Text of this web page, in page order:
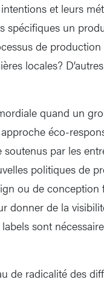
et leurs
spécifiques un
de
locales?
quand un
éco-
par les
politiques de
ou de
donner de la
sont
de radicalité des